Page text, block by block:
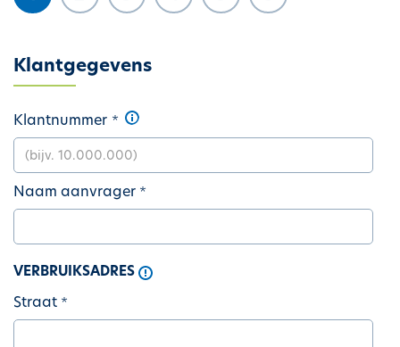
Klantgegevens
Klantnummer
Naam aanvrager
VERBRUIKSADRES
Straat